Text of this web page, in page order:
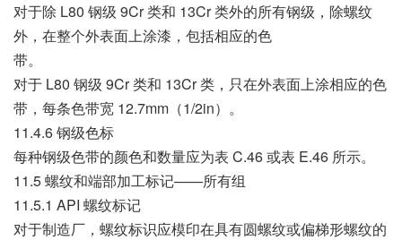
对于除 L80 钢级 9Cr 类和 13Cr 类外的所有钢级，除螺纹
外，在整个外表面上涂漆，包括相应的色
带。
对于 L80 钢级 9Cr 类和 13Cr 类，只在外表面上涂相应的色
带，每条色带宽 12.7mm（1/2in）。
11.4.6 钢级色标
每种钢级色带的颜色和数量应为表 C.46 或表 E.46 所示。
11.5 螺纹和端部加工标记——所有组
11.5.1 API 螺纹标记
对于制造厂，螺纹标识应模印在具有圆螺纹或偏梯形螺纹的